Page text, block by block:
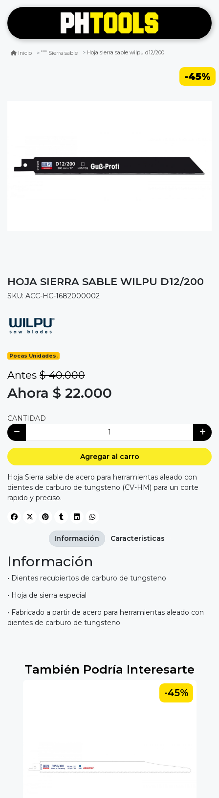
Inicio Sierra sable Hoja sierra sable wilpu d12/200
-45%
HOJA SIERRA SABLE WILPU D12/200
SKU: ACC-HC-1682000002
Pocas Unidades.
Antes $ 40.000
Ahora $ 22.000
CANTIDAD
Agregar al carro
Hoja Sierra sable de acero para herramientas aleado con
dientes de carburo de tungsteno (CV-HM) para un corte
rapido y preciso.
Información
• Dientes recubiertos de carburo de tungsteno
• Hoja de sierra especial
• Fabricado a partir de acero para herramientas aleado con
dientes de carburo de tungsteno
Información Caracteristicas
También Podría Interesarte
-45%